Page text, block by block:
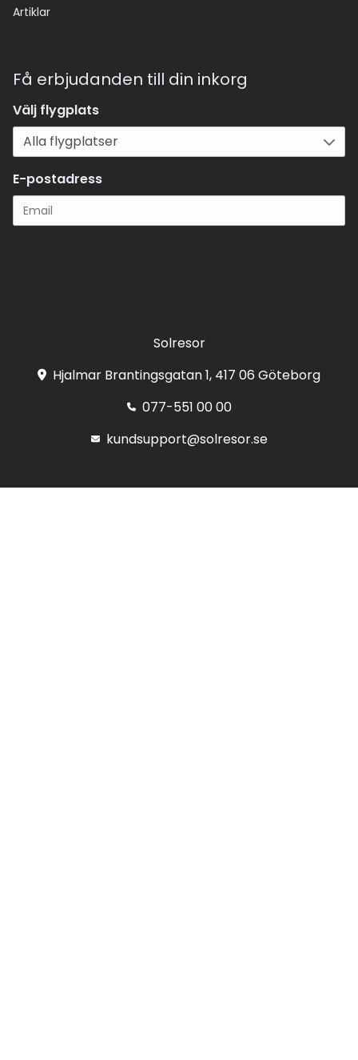
Artiklar
Få erbjudanden till din inkorg
Välj flygplats
E-postadress
Solresor
Hjalmar Brantingsgatan 1, 417 06 Göteborg
077-551 00 00
kundsupport@solresor.se